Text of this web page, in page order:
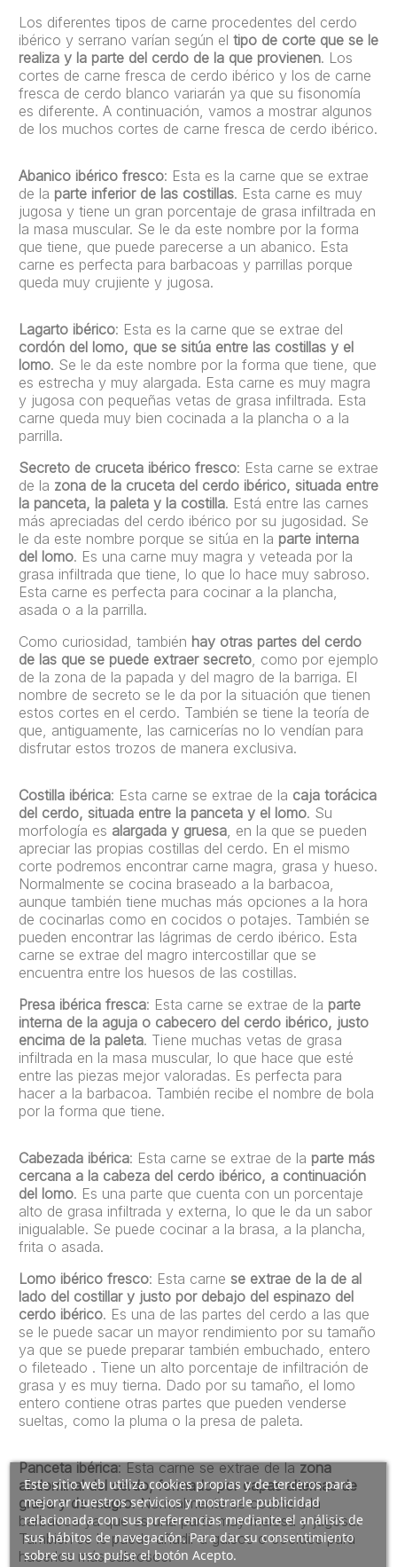
Este sitio web utiliza cookies propias y de terceros para
mejorar nuestros servicios y mostrarle publicidad
relacionada con sus preferencias mediante el análisis de
sus hábitos de navegación. Para dar su consentimiento
sobre su uso pulse el botón Acepto.
Los diferentes tipos de carne procedentes del cerdo
ibérico y serrano varían según el tipo de corte que se le
realiza y la parte del cerdo de la que provienen. Los
cortes de carne fresca de cerdo ibérico y los de carne
fresca de cerdo blanco variarán ya que su fisonomía
es diferente. A continuación, vamos a mostrar algunos
de los muchos cortes de carne fresca de cerdo ibérico.
Abanico ibérico fresco: Esta es la carne que se extrae
de la parte inferior de las costillas. Esta carne es muy
jugosa y tiene un gran porcentaje de grasa infiltrada en
la masa muscular. Se le da este nombre por la forma
que tiene, que puede parecerse a un abanico. Esta
carne es perfecta para barbacoas y parrillas porque
queda muy crujiente y jugosa.
Lagarto ibérico: Esta es la carne que se extrae del
cordón del lomo, que se sitúa entre las costillas y el
lomo. Se le da este nombre por la forma que tiene, que
es estrecha y muy alargada. Esta carne es muy magra
y jugosa con pequeñas vetas de grasa infiltrada. Esta
carne queda muy bien cocinada a la plancha o a la
parrilla.
Secreto de cruceta ibérico fresco: Esta carne se extrae
de la zona de la cruceta del cerdo ibérico, situada entre
la panceta, la paleta y la costilla. Está entre las carnes
más apreciadas del cerdo ibérico por su jugosidad. Se
le da este nombre porque se sitúa en la parte interna
del lomo. Es una carne muy magra y veteada por la
grasa infiltrada que tiene, lo que lo hace muy sabroso.
Esta carne es perfecta para cocinar a la plancha,
asada o a la parrilla.
Como curiosidad, también hay otras partes del cerdo
de las que se puede extraer secreto, como por ejemplo
de la zona de la papada y del magro de la barriga. El
nombre de secreto se le da por la situación que tienen
estos cortes en el cerdo. También se tiene la teoría de
que, antiguamente, las carnicerías no lo vendían para
disfrutar estos trozos de manera exclusiva.
Costilla ibérica: Esta carne se extrae de la caja torácica
del cerdo, situada entre la panceta y el lomo. Su
morfología es alargada y gruesa, en la que se pueden
apreciar las propias costillas del cerdo. En el mismo
corte podremos encontrar carne magra, grasa y hueso.
Normalmente se cocina braseado a la barbacoa,
aunque también tiene muchas más opciones a la hora
de cocinarlas como en cocidos o potajes. También se
pueden encontrar las lágrimas de cerdo ibérico. Esta
carne se extrae del magro intercostillar que se
encuentra entre los huesos de las costillas.
Presa ibérica fresca: Esta carne se extrae de la parte
interna de la aguja o cabecero del cerdo ibérico, justo
encima de la paleta. Tiene muchas vetas de grasa
infiltrada en la masa muscular, lo que hace que esté
entre las piezas mejor valoradas. Es perfecta para
hacer a la barbacoa. También recibe el nombre de bola
por la forma que tiene.
Cabezada ibérica: Esta carne se extrae de la parte más
cercana a la cabeza del cerdo ibérico, a continuación
del lomo. Es una parte que cuenta con un porcentaje
alto de grasa infiltrada y externa, lo que le da un sabor
inigualable. Se puede cocinar a la brasa, a la plancha,
frita o asada.
Lomo ibérico fresco: Esta carne se extrae de la de al
lado del costillar y justo por debajo del espinazo del
cerdo ibérico. Es una de las partes del cerdo a las que
se le puede sacar un mayor rendimiento por su tamaño
ya que se puede preparar también embuchado, entero
o fileteado . Tiene un alto porcentaje de infiltración de
grasa y es muy tierna. Dado por su tamaño, el lomo
entero contiene otras partes que pueden venderse
sueltas, como la pluma o la presa de paleta.
Panceta ibérica: Esta carne se extrae de lazona
abdominal del cerdo, formado por capas alternas de
grasa y de magro. Normalmente se cocina a la
barbacoa ya que es una parte muy melosa y jugosa.
También se le puede añadir a guisos o cocidos para
hacerlos más sabrosos.